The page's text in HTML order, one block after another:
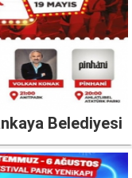
Belediyesi